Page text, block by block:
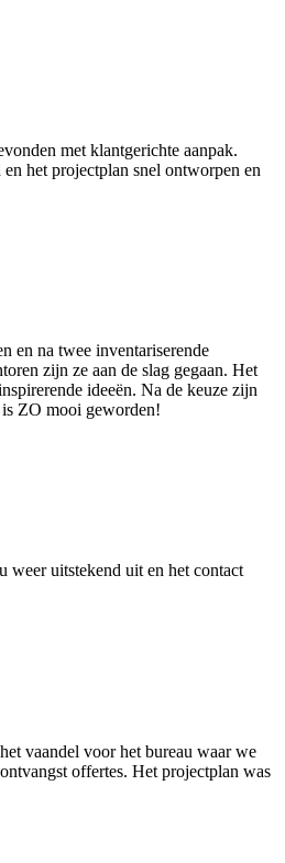
met klantgerichte aanpak.
het projectplan snel ontworpen en
en na twee inventariserende
zijn ze aan de slag gegaan. Het
ideeën. Na de keuze zijn
is ZO mooi geworden!
weer uitstekend uit en het contact
vaandel voor het bureau waar we
offertes. Het projectplan was